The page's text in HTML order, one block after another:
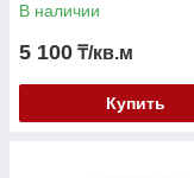
В наличии
5 100 ₸/кв.м
Купить